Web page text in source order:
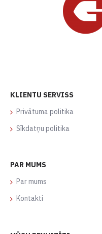
KLIENTU SERVISS
Privātuma politika
Sīkdatņu politika
PAR MUMS
Par mums
Kontakti